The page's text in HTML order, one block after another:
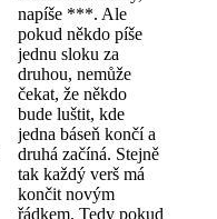
napíše ***. Ale
pokud někdo píše
jednu sloku za
druhou, nemůže
čekat, že někdo
bude luštit, kde
jedna báseň končí a
druhá začíná. Stejně
tak každý verš má
končit novým
řádkem. Tedy pokud